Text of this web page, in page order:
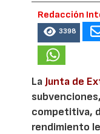
Redacción
3398
La Junta de
competitiva,
rendimiento